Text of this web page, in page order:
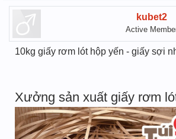
kubet2
Active
10kg giấy rơm lót hộp yến - giấy sợi
Xưởng sản xuất giấy rơm